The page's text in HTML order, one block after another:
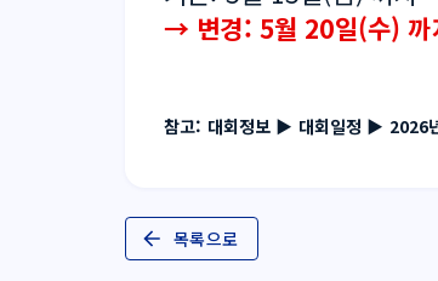
→ 변경: 5월 20일(수) 까
참고: 대회정보 ▶ 대회일정 ▶ 2026
목록으로